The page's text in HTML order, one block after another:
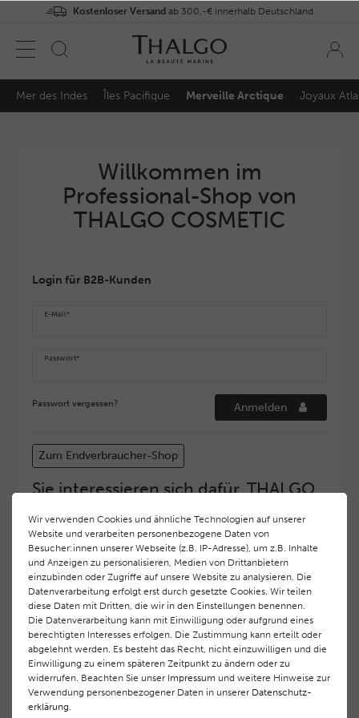
Kostenloser Versand ab 300,-€ innerhalb Deutschland
Mer des Indes Îles Pacifique Merveille Arctique Joyaux
Willkommen im
Professional-Shop von
THALGO COSMETIC
Login für B2B-Kunden
E-Mail*
Passwort*
Passwort vergessen? Anmelden
Zum Endverbraucher-Shop
Sie interessieren sich dafür, THALGO
werden?
Hohe Servicequalität und ein exzellentes Markenimage
haben beiTHALGO COSMETICoberste Priorität.
Anspruchsvollen Endverbrauchern möchten wir ein
hohes Qualitätsniveau und gleichzeitig eine
überdurchschnittliche Behandlungs- und Serviceleistung
gewährleisten. Deshalb haben wir ein selektives
Vertriebssystem eingeführt. THALGO COSMETICPartner
werden auf diese Weise wirtschaftlich unterstützt,
während Endverbrauchern eine stets gleichbleibend hohe
Dienstleistungsqualität und ein innovatives Produkt- und
Wir verwenden Cookies und ähnliche Technologien auf unserer
Website und verarbeiten personenbezogene Daten von
Besucher:innen unserer Webseite (z.B. IP-Adresse), um z.B. Inhalte
und Anzeigen zu personalisieren, Medien von Drittanbietern
einzubinden oder Zugriffe auf unsere Website zu analysieren. Die
Datenverarbeitung erfolgt erst durch gesetzte Cookies. Wir teilen
diese Daten mit Dritten, die wir in den Einstellungen benennen.
Die Datenverarbeitung kann mit Einwilligung oder aufgrund eines
berechtigten Interesses erfolgen. Die Zustimmung kann erteilt oder
abgelehnt werden. Es besteht das Recht, nicht einzuwilligen und die
Einwilligung zu einem späteren Zeitpunkt zu ändern oder zu
widerrufen. Beachten Sie unser Impressum und weitere Hinweise zur
Verwendung personenbezogener Daten in unserer Daten­schutz­
erklärung